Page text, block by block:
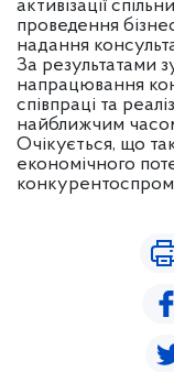
активізації
проведення
надання
За результатами
напрацювання
співпраці та
найближчим
Очікується, що
економічного